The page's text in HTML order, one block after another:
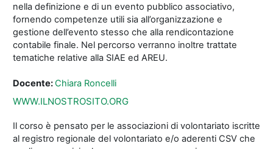
nella definizione e di un evento pubblico associativo,
fornendo competenze utili sia all’organizzazione e
gestione dell’evento stesso che alla rendicontazione
contabile finale. Nel percorso verranno inoltre trattate
tematiche relative alla SIAE ed AREU.
Docente:Chiara Roncelli
WWW.ILNOSTROSITO.ORG
Il corso è pensato per le associazioni di volontariato iscritte
al registro regionale del volontariato e/o aderenti CSV che